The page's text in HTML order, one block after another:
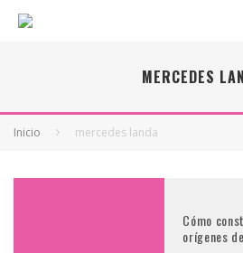
MERCEDES
Inicio mercedes landa
Cómo
orígenes